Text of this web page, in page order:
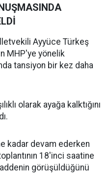
Ayyüce Türkeş
MHP'ye yönelik
tansiyon bir kez daha
olarak ayağa kalktığını
kadar devam ederken
18'inci saatine
görüşüldüğünü